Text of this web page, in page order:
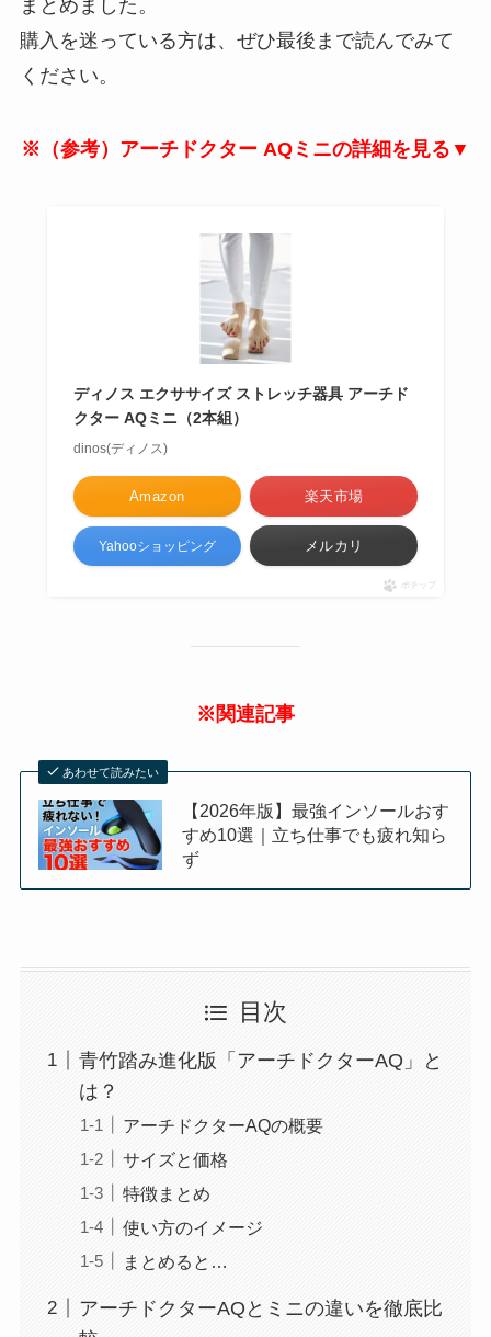
まとめました。
購入を迷っている方は、ぜひ最後まで読んでみて
ください。
※（参考）アーチドクター AQミニの詳細を見る▼
ディノス エクササイズ ストレッチ器具 アーチド
クター AQミニ（2本組）
dinos(ディノス)
Amazon 楽天市場
Yahooショッピング メルカリ
ポチップ
※関連記事
あわせて読みたい
【2026年版】最強インソールおす
すめ10選｜立ち仕事でも疲れ知ら
ず
目次
青竹踏み進化版「アーチドクターAQ」と
は？
アーチドクターAQの概要
サイズと価格
特徴まとめ
使い方のイメージ
まとめると…
アーチドクターAQとミニの違いを徹底比